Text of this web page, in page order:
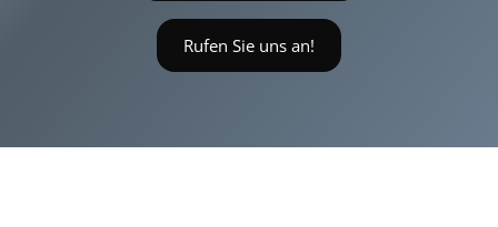
Rufen Sie uns an!